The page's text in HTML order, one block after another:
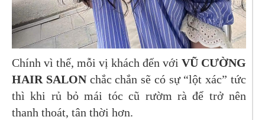
Chính vì thế, mỗi vị khách đến với VŨ CƯỜNG
HAIR SALONchắc chắn sẽ có sự “lột xác” tức
thì khi rủ bỏ mái tóc cũ rườm rà để trở nên
thanh thoát, tân thời hơn.